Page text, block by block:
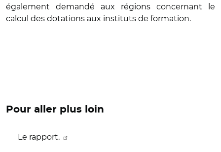
également demandé aux régions concernant le
calcul des dotations aux instituts de formation.
Pour aller plus loin
Le rapport.